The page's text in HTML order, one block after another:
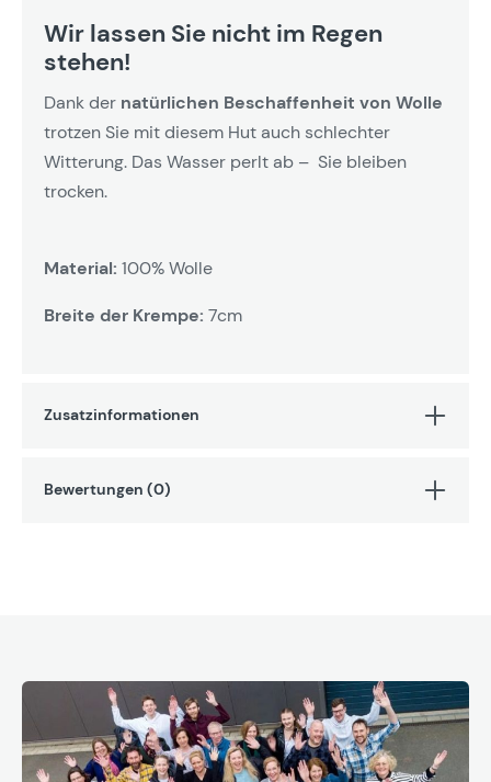
Wir lassen Sie nicht im Regen
stehen!
Dank der natürlichen Beschaffenheit von Wolle
trotzen Sie mit diesem Hut auch schlechter
Witterung. Das Wasser perlt ab – Sie bleiben
trocken.
Material: 100% Wolle
Breite der Krempe: 7cm
Zusatzinformationen
Bewertungen (0)